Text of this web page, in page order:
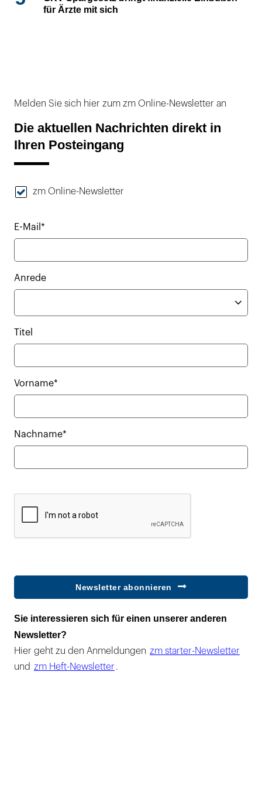
für Ärzte mit sich
Melden Sie sich hier zum zm Online-Newsletter an
Die aktuellen Nachrichten direkt in
Ihren Posteingang
zm Online-Newsletter
E-Mail*
Anrede
Titel
Vorname*
Nachname*
Newsletter abonnieren
Sie interessieren sich für einen unserer anderen
Newsletter?
Hier geht zu den Anmeldungen zm starter-Newsletter
und zm Heft-Newsletter .